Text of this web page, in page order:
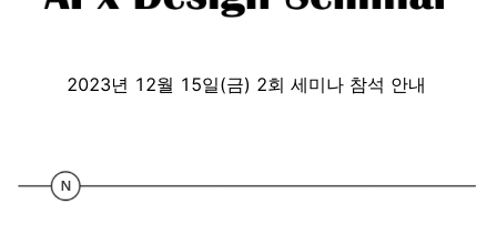
2023년 12월 15일(금) 2회 세미나 참석 안내